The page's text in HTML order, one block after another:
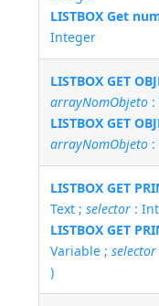
LISTBOX Get
Integer
LISTBOX GET
arrayNomObjeto :
LISTBOX GET
arrayNomObjeto :
LISTBOX GET
Text ;selector :
LISTBOX GET
Variable ;selector
)